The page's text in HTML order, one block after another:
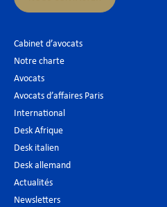
Cabinet d’avocats
Notre charte
Avocats
Avocats d’affaires Paris
International
Desk Afrique
Desk italien
Desk allemand
Actualités
Newsletters